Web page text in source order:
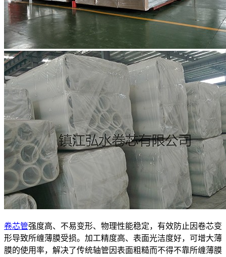
卷芯管强度高、不易变形、物理性能稳定，有效防止因卷芯变
形导致所缠薄膜受损。加工精度高、表面光洁度好，可增大薄
膜的使用率，解决了传统轴管因表面粗糙而不得不靠所缠薄膜